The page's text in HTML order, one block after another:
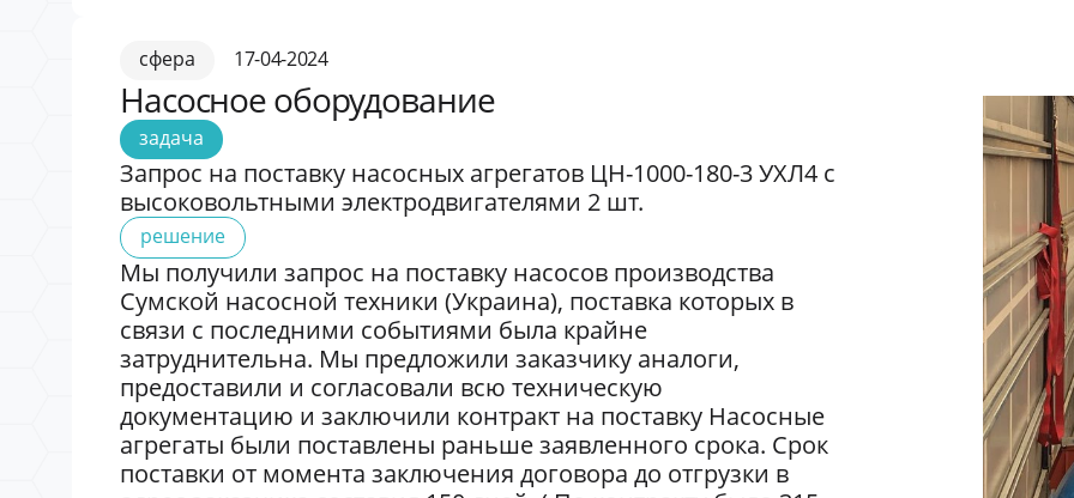
сфера 17-04-2024
Насосное оборудование
задача
Запрос на поставку насосных агрегатов ЦН-1000-180-3 УХЛ4 с
высоковольтными электродвигателями 2 шт.
решение
Мы получили запрос на поставку насосов производства
Сумской насосной техники (Украина), поставка которых в
связи с последними событиями была крайне
затруднительна. Мы предложили заказчику аналоги,
предоставили и согласовали всю техническую
документацию и заключили контракт на поставку Насосные
агрегаты были поставлены раньше заявленного срока. Срок
поставки от момента заключения договора до отгрузки в